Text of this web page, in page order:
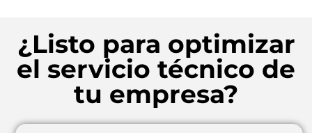
¿Listo para optimizar
el servicio técnico de
tu empresa?